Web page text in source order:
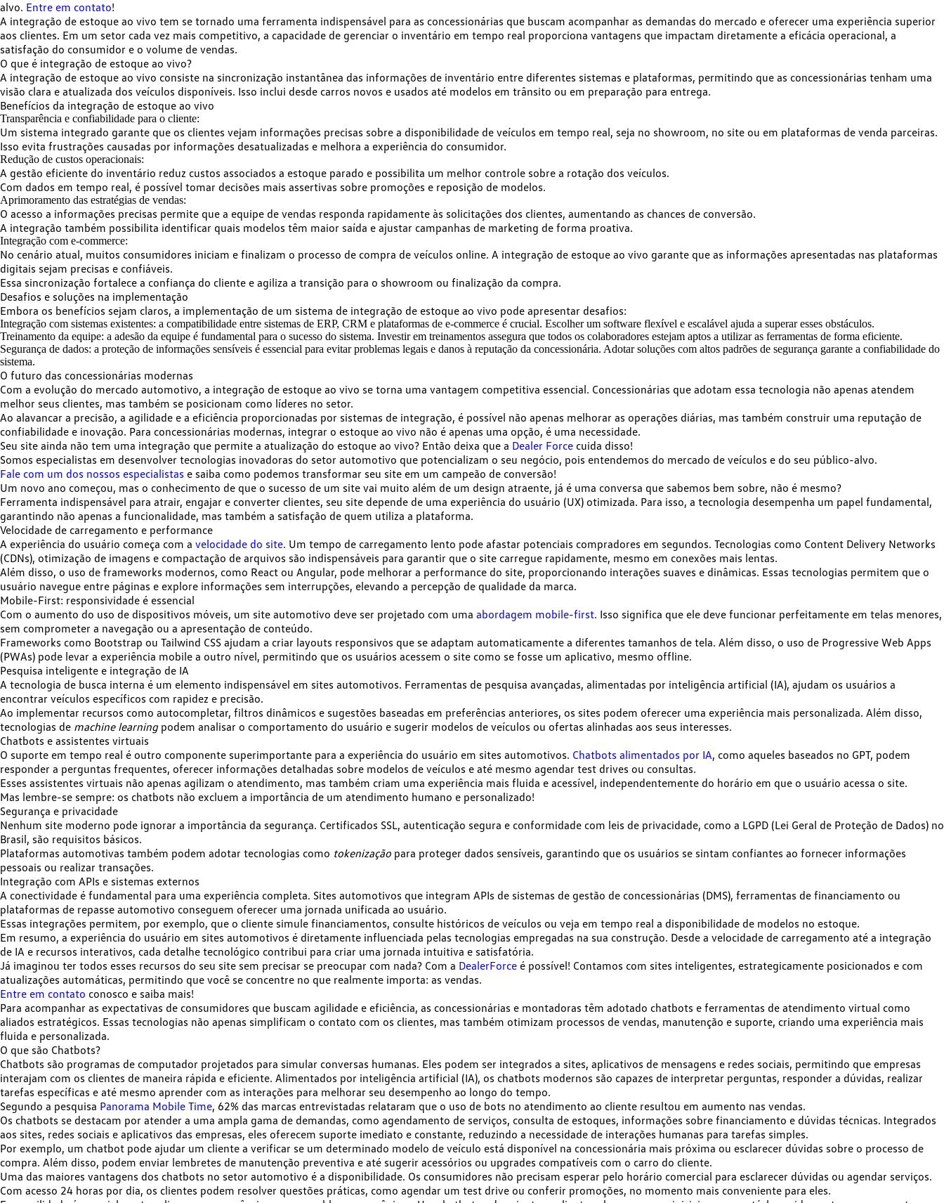
alvo. Entre em contato!
A integração de estoque ao vivo tem se tornado uma ferramenta indispensável para as concessionárias que buscam acompanhar as demandas do mercado e oferecer uma experiência superior
aos clientes. Em um setor cada vez mais competitivo, a capacidade de gerenciar o inventário em tempo real proporciona vantagens que impactam diretamente a eficácia operacional, a
satisfação do consumidor e o volume de vendas.
O que é integração de estoque ao vivo?
A integração de estoque ao vivo consiste na sincronização instantânea das informações de inventário entre diferentes sistemas e plataformas, permitindo que as concessionárias tenham uma
visão clara e atualizada dos veículos disponíveis. Isso inclui desde carros novos e usados até modelos em trânsito ou em preparação para entrega.
Benefícios da integração de estoque ao vivo
Transparência e confiabilidade para o cliente:
Um sistema integrado garante que os clientes vejam informações precisas sobre a disponibilidade de veículos em tempo real, seja no showroom, no site ou em plataformas de venda parceiras.
Isso evita frustrações causadas por informações desatualizadas e melhora a experiência do consumidor.
Redução de custos operacionais:
A gestão eficiente do inventário reduz custos associados a estoque parado e possibilita um melhor controle sobre a rotação dos veículos.
Com dados em tempo real, é possível tomar decisões mais assertivas sobre promoções e reposição de modelos.
Aprimoramento das estratégias de vendas:
O acesso a informações precisas permite que a equipe de vendas responda rapidamente às solicitações dos clientes, aumentando as chances de conversão.
A integração também possibilita identificar quais modelos têm maior saída e ajustar campanhas de marketing de forma proativa.
Integração com e-commerce:
No cenário atual, muitos consumidores iniciam e finalizam o processo de compra de veículos online. A integração de estoque ao vivo garante que as informações apresentadas nas plataformas
digitais sejam precisas e confiáveis.
Essa sincronização fortalece a confiança do cliente e agiliza a transição para o showroom ou finalização da compra.
Desafios e soluções na implementação
Embora os benefícios sejam claros, a implementação de um sistema de integração de estoque ao vivo pode apresentar desafios:
Integração com sistemas existentes: a compatibilidade entre sistemas de ERP, CRM e plataformas de e-commerce é crucial. Escolher um software flexível e escalável ajuda a superar esses obstáculos.
Treinamento da equipe: a adesão da equipe é fundamental para o sucesso do sistema. Investir em treinamentos assegura que todos os colaboradores estejam aptos a utilizar as ferramentas de forma eficiente.
Segurança de dados: a proteção de informações sensíveis é essencial para evitar problemas legais e danos à reputação da concessionária. Adotar soluções com altos padrões de segurança garante a confiabilidade do
sistema.
O futuro das concessionárias modernas
Com a evolução do mercado automotivo, a integração de estoque ao vivo se torna uma vantagem competitiva essencial. Concessionárias que adotam essa tecnologia não apenas atendem
melhor seus clientes, mas também se posicionam como líderes no setor.
Ao alavancar a precisão, a agilidade e a eficiência proporcionadas por sistemas de integração, é possível não apenas melhorar as operações diárias, mas também construir uma reputação de
confiabilidade e inovação. Para concessionárias modernas, integrar o estoque ao vivo não é apenas uma opção, é uma necessidade.
Seu site ainda não tem uma integração que permite a atualização do estoque ao vivo? Então deixa que a Dealer Force cuida disso!
Somos especialistas em desenvolver tecnologias inovadoras do setor automotivo que potencializam o seu negócio, pois entendemos do mercado de veículos e do seu público-alvo.
Fale com um dos nossos especialistas e saiba como podemos transformar seu site em um campeão de conversão!
Um novo ano começou, mas o conhecimento de que o sucesso de um site vai muito além de um design atraente, já é uma conversa que sabemos bem sobre, não é mesmo?
Ferramenta indispensável para atrair, engajar e converter clientes, seu site depende de uma experiência do usuário (UX) otimizada. Para isso, a tecnologia desempenha um papel fundamental,
garantindo não apenas a funcionalidade, mas também a satisfação de quem utiliza a plataforma.
Velocidade de carregamento e performance
A experiência do usuário começa com a velocidade do site. Um tempo de carregamento lento pode afastar potenciais compradores em segundos. Tecnologias como Content Delivery Networks
(CDNs), otimização de imagens e compactação de arquivos são indispensáveis para garantir que o site carregue rapidamente, mesmo em conexões mais lentas.
Além disso, o uso de frameworks modernos, como React ou Angular, pode melhorar a performance do site, proporcionando interações suaves e dinâmicas. Essas tecnologias permitem que o
usuário navegue entre páginas e explore informações sem interrupções, elevando a percepção de qualidade da marca.
Mobile-First: responsividade é essencial
Com o aumento do uso de dispositivos móveis, um site automotivo deve ser projetado com uma abordagem mobile-first. Isso significa que ele deve funcionar perfeitamente em telas menores,
sem comprometer a navegação ou a apresentação de conteúdo.
Frameworks como Bootstrap ou Tailwind CSS ajudam a criar layouts responsivos que se adaptam automaticamente a diferentes tamanhos de tela. Além disso, o uso de Progressive Web Apps
(PWAs) pode levar a experiência mobile a outro nível, permitindo que os usuários acessem o site como se fosse um aplicativo, mesmo offline.
Pesquisa inteligente e integração de IA
A tecnologia de busca interna é um elemento indispensável em sites automotivos. Ferramentas de pesquisa avançadas, alimentadas por inteligência artificial (IA), ajudam os usuários a
encontrar veículos específicos com rapidez e precisão.
Ao implementar recursos como autocompletar, filtros dinâmicos e sugestões baseadas em preferências anteriores, os sites podem oferecer uma experiência mais personalizada. Além disso,
tecnologias de machine learningpodem analisar o comportamento do usuário e sugerir modelos de veículos ou ofertas alinhadas aos seus interesses.
Chatbots e assistentes virtuais
O suporte em tempo real é outro componente superimportante para a experiência do usuário em sites automotivos. Chatbots alimentados por IA, como aqueles baseados no GPT, podem
responder a perguntas frequentes, oferecer informações detalhadas sobre modelos de veículos e até mesmo agendar test drives ou consultas.
Esses assistentes virtuais não apenas agilizam o atendimento, mas também criam uma experiência mais fluida e acessível, independentemente do horário em que o usuário acessa o site.
Mas lembre-se sempre: os chatbots não excluem a importância de um atendimento humano e personalizado!
Segurança e privacidade
Nenhum site moderno pode ignorar a importância da segurança. Certificados SSL, autenticação segura e conformidade com leis de privacidade, como a LGPD (Lei Geral de Proteção de Dados) no
Brasil, são requisitos básicos.
Plataformas automotivas também podem adotar tecnologias como tokenização para proteger dados sensíveis, garantindo que os usuários se sintam confiantes ao fornecer informações
pessoais ou realizar transações.
Integração com APIs e sistemas externos
A conectividade é fundamental para uma experiência completa. Sites automotivos que integram APIs de sistemas de gestão de concessionárias (DMS), ferramentas de financiamento ou
plataformas de repasse automotivo conseguem oferecer uma jornada unificada ao usuário.
Essas integrações permitem, por exemplo, que o cliente simule financiamentos, consulte históricos de veículos ou veja em tempo real a disponibilidade de modelos no estoque.
Em resumo, a experiência do usuário em sites automotivos é diretamente influenciada pelas tecnologias empregadas na sua construção. Desde a velocidade de carregamento até a integração
de IA e recursos interativos, cada detalhe tecnológico contribui para criar uma jornada intuitiva e satisfatória.
Já imaginou ter todos esses recursos do seu site sem precisar se preocupar com nada? Com a DealerForce é possível! Contamos com sites inteligentes, estrategicamente posicionados e com
atualizações automáticas, permitindo que você se concentre no que realmente importa: as vendas.
Entre em contato conosco e saiba mais!
Para acompanhar as expectativas de consumidores que buscam agilidade e eficiência, as concessionárias e montadoras têm adotado chatbots e ferramentas de atendimento virtual como
aliados estratégicos. Essas tecnologias não apenas simplificam o contato com os clientes, mas também otimizam processos de vendas, manutenção e suporte, criando uma experiência mais
fluida e personalizada.
O que são Chatbots?
Chatbots são programas de computador projetados para simular conversas humanas. Eles podem ser integrados a sites, aplicativos de mensagens e redes sociais, permitindo que empresas
interajam com os clientes de maneira rápida e eficiente. Alimentados por inteligência artificial (IA), os chatbots modernos são capazes de interpretar perguntas, responder a dúvidas, realizar
tarefas específicas e até mesmo aprender com as interações para melhorar seu desempenho ao longo do tempo.
Segundo a pesquisa Panorama Mobile Time, 62% das marcas entrevistadas relataram que o uso de bots no atendimento ao cliente resultou em aumento nas vendas.
Os chatbots se destacam por atender a uma ampla gama de demandas, como agendamento de serviços, consulta de estoques, informações sobre financiamento e dúvidas técnicas. Integrados
aos sites, redes sociais e aplicativos das empresas, eles oferecem suporte imediato e constante, reduzindo a necessidade de interações humanas para tarefas simples.
Por exemplo, um chatbot pode ajudar um cliente a verificar se um determinado modelo de veículo está disponível na concessionária mais próxima ou esclarecer dúvidas sobre o processo de
compra. Além disso, podem enviar lembretes de manutenção preventiva e até sugerir acessórios ou upgrades compatíveis com o carro do cliente.
Uma das maiores vantagens dos chatbots no setor automotivo é a disponibilidade. Os consumidores não precisam esperar pelo horário comercial para esclarecer dúvidas ou agendar serviços.
Com acesso 24 horas por dia, os clientes podem resolver questões práticas, como agendar um test drive ou conferir promoções, no momento mais conveniente para eles.